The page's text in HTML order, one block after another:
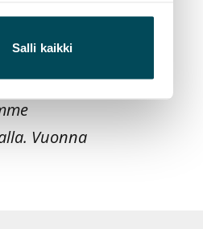
Salli kaikki
palvelujen
Vuonna